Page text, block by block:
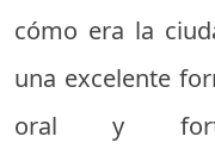
cómo era la
una excelente
oral y